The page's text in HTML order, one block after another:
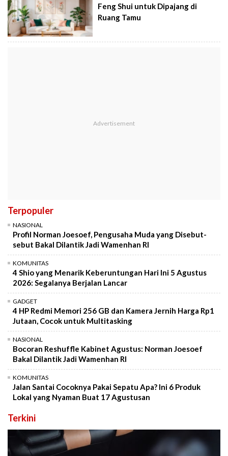
Feng Shui untuk Dipajang di
Ruang Tamu
Terpopuler
NASIONAL
Profil Norman Joesoef, Pengusaha Muda yang Disebut-
sebut Bakal Dilantik Jadi Wamenhan RI
KOMUNITAS
4 Shio yang Menarik Keberuntungan Hari Ini 5 Agustus
2026: Segalanya Berjalan Lancar
GADGET
4 HP Redmi Memori 256 GB dan Kamera Jernih Harga Rp1
Jutaan, Cocok untuk Multitasking
NASIONAL
Bocoran Reshuffle Kabinet Agustus: Norman Joesoef
Bakal Dilantik Jadi Wamenhan RI
KOMUNITAS
Jalan Santai Cocoknya Pakai Sepatu Apa? Ini 6 Produk
Lokal yang Nyaman Buat 17 Agustusan
Terkini